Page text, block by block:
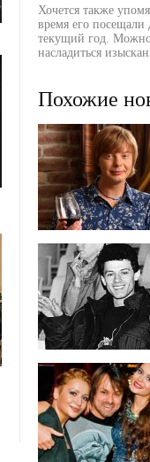
Хочется также
время его посещали
текущий год. Можно
насладиться
Похожие